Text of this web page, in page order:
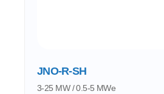
JNO-R-SH
3-25 MW / 0.5-5 MWe